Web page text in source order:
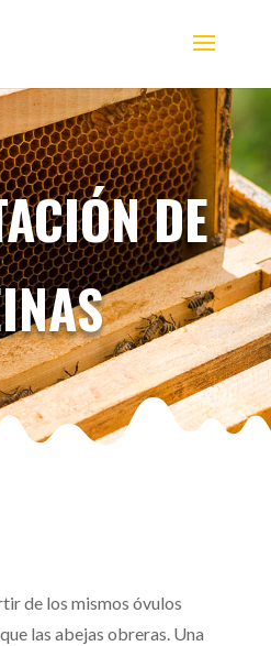
DE
de los mismos óvulos
las abejas obreras. Una